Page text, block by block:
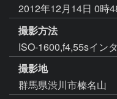
2012年12月14日 0時
撮影方法
ISO-1600,f4,55sイン
撮影地
群馬県渋川市榛名山